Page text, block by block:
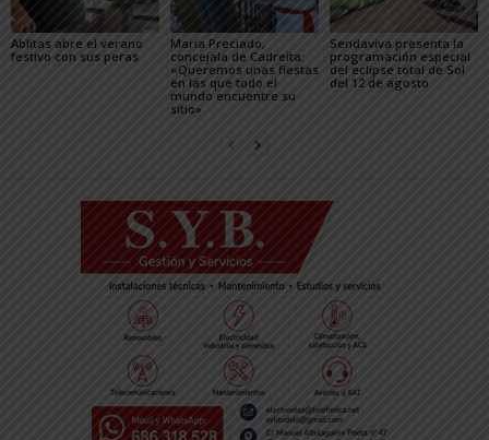
Ablitas abre el verano
festivo con sus peras
María Preciado,
concejala de Cadreita:
«Queremos unas fiestas
en las que todo el
mundo encuentre su
sitio»
Sendaviva presenta la
programación especial
del eclipse total de Sol
del 12 de agosto